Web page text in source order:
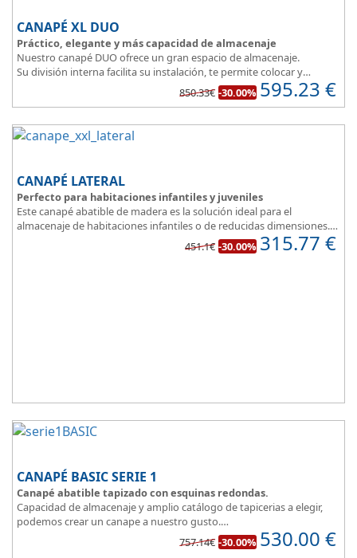
CANAPÉ XL DUO
Práctico, elegante y más capacidad de almacenaje
Nuestro canapé DUO ofrece un gran espacio de almacenaje.
Su división interna facilita su instalación, te permite colocar y
distribuir mucho mejor todo lo que quieres guardar.
Asegura la firmeza y calidad en el descanso.
850.33€ -30.00% 595.23 €
CANAPÉ LATERAL
Perfecto para habitaciones infantiles y juveniles
Este canapé abatible de madera es la solución ideal para el
almacenaje de habitaciones infantiles o de reducidas dimensiones.
Con esquinas redondeadas, que facilitan el paso en pequeñas
451.1€ -30.00% 315.77 €
CANAPÉ BASIC SERIE 1
Canapé abatible tapizado con esquinas redondas.
Capacidad de almacenaje y amplio catálogo de tapicerias a elegir,
podemos crear un canape a nuestro gusto.
Diseño, elegancia y funcionalidad se unen para ofrecerte la base del
757.14€ -30.00% 530.00 €